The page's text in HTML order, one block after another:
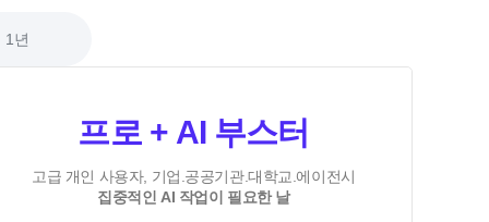
1년
프로 + AI 부스터
고급 개인 사용자, 기업.공공기관.대학교.에이전시
집중적인 AI 작업이 필요한 날